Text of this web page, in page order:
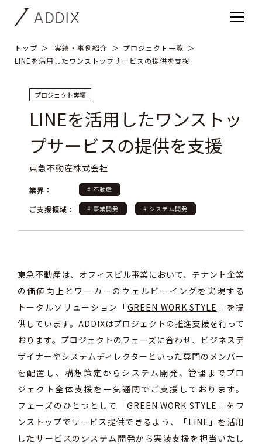
トップ 実績・事例紹介
プロジェクト一覧
LINEを活用したワンストップサービスの提供を支援
プロジェクト実績
LINEを活用したワンストッ
プサービスの提供を支援
東急不動産株式会社
業界： # 不動産
ご支援領域： # 事業開発 # システム開発
東急不動産は、オフィスビル事業において、テナント企業
の価値向上とワーカーのウェルビーイングを実現する
トータルソリューション「GREEN WORK STYLE 」を提
供しています。ADDIXはプロジェクトの推進支援を行って
おります。プロジェクトのフェーズに合わせ、ビジネスデ
ザイナーやシステムディレクターといった専門のメンバー
を配置し、構想策定からシステム開発、管理までプロ
ジェクト全体支援を一気通関でご支援しております。
フェーズのひとつとして「GREEN WORK STYLE」をワ
ンストップでサービス提供できるよう、「LINE」を活用
したサービスのシステム開発から実装支援を担当いたし